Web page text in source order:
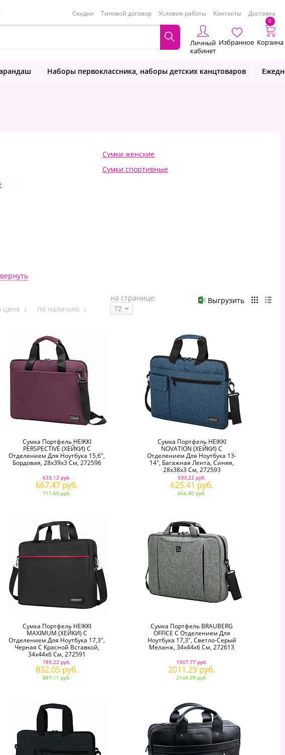
Скидки Типовой договор Условия работы Контакты Доставка
Личный
кабинет
Избранное
0
Корзина
Наборы первоклассника, наборы детских канцтоваров
Сумки женские
Сумки спортивные
Выгрузить
цене по наличию
на странице:
Сумка Портфель HEIKKI
PERSPECTIVE (ХЕЙКИ) С
Отделением Для Ноутбука 15,6",
Бордовая, 28х39х3 См, 272596
633.12 руб.
667.47 руб.
711.65 руб.
Сумка Портфель HEIKKI
NOVATION (ХЕЙКИ) С
Отделением Для Ноутбука 13-
14", Багажная Лента, Синяя,
28х38х3 См, 272593
593.22 руб.
625.41 руб.
666.80 руб.
Сумка Портфель HEIKKI
MAXIMUM (ХЕЙКИ) С
Отделением Для Ноутбука 17,3",
Черная С Красной Вставкой,
34х44х6 См, 272591
789.22 руб.
832.05 руб.
887.11 руб.
Сумка Портфель BRAUBERG
OFFICE С Отделением Для
Ноутбука 17,3", Светло-Серый
Меланж, 34х44х6 См, 272613
1907.77 руб.
2011.29 руб.
2144.39 руб.